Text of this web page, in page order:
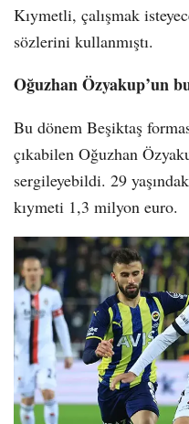
Kıymetli, çalışmak
sözlerini kullanmıştı.
Oğuzhan Özyakup’un
Bu dönem Beşiktaş
çıkabilen Oğuzhan
sergileyebildi. 29
kıymeti 1,3 milyon euro.